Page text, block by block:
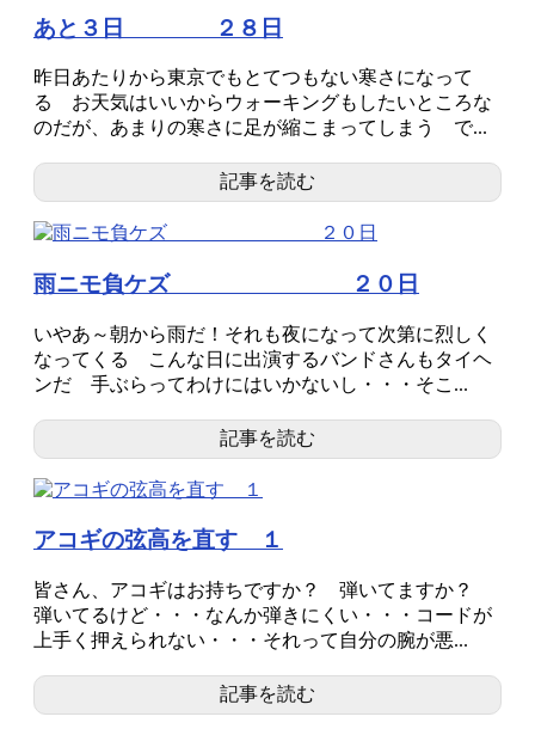
あと３日 ２８日
昨日あたりから東京でもとてつもない寒さになって
る お天気はいいからウォーキングもしたいところな
のだが、あまりの寒さに足が縮こまってしまう で...
記事を読む
雨ニモ負ケズ ２０日
いやあ～朝から雨だ！それも夜になって次第に烈しく
なってくる こんな日に出演するバンドさんもタイヘ
ンだ 手ぶらってわけにはいかないし・・・そこ...
記事を読む
アコギの弦高を直す １
皆さん、アコギはお持ちですか？ 弾いてますか？
弾いてるけど・・・なんか弾きにくい・・・コードが
上手く押えられない・・・それって自分の腕が悪...
記事を読む